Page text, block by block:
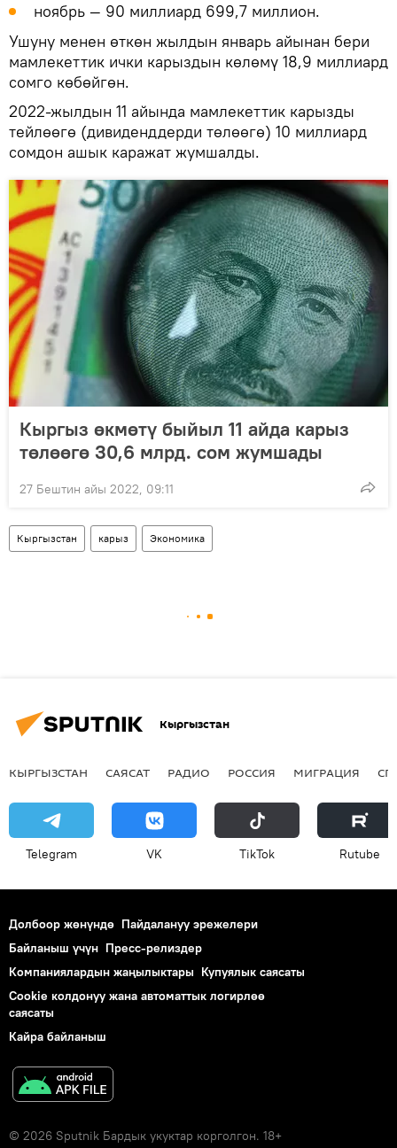
ноябрь — 90 миллиард 699,7 миллион.
Ушуну менен өткөн жылдын январь айынан бери
мамлекеттик ички карыздын көлөмү 18,9 миллиард
сомго көбөйгөн.
2022-жылдын 11 айында мамлекеттик карызды
тейлөөгө (дивиденддерди төлөөгө) 10 миллиард
сомдон ашык каражат жумшалды.
Кыргыз өкмөтү быйыл 11 айда карыз
төлөөгө 30,6 млрд. сом жумшады
27 Бештин айы 2022, 09:11
Кыргызстан карыз Экономика
Кыргызстан
КЫРГЫЗСТАН САЯСАТ РАДИО РОССИЯ МИГРАЦИЯ
Telegram VK ТikТоk Rutube
Долбоор жөнүндө Пайдалануу эрежелери
Байланыш үчүн Пресс-релиздер
Компаниялардын жаңылыктары Купуялык саясаты
Cookie колдонуу жана автоматтык логирлөө
саясаты
Кайра байланыш
© 2026 Sputnik Бардык укуктар корголгон. 18+